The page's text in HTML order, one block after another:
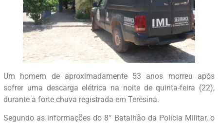
Um homem de aproximadamente 53 anos morreu após
sofrer uma descarga elétrica na noite de quinta-feira (22),
durante a forte chuva registrada em Teresina.
Segundo as informações do 8° Batalhão da Polícia Militar, o